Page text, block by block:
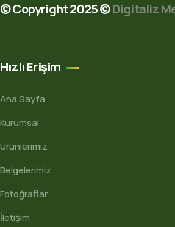
© Copyright 2025 ©Digitaliz
Hızlı Erişim
Ana Sayfa
Kurumsal
Ürünlerimiz
Belgelerimiz
Fotoğraflar
İletişim